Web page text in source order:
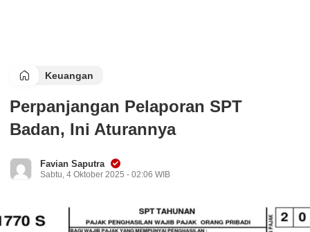
Keuangan
Perpanjangan Pelaporan SPT
Badan, Ini Aturannya
Favian Saputra
Sabtu, 4 Oktober 2025 - 02:06 WIB